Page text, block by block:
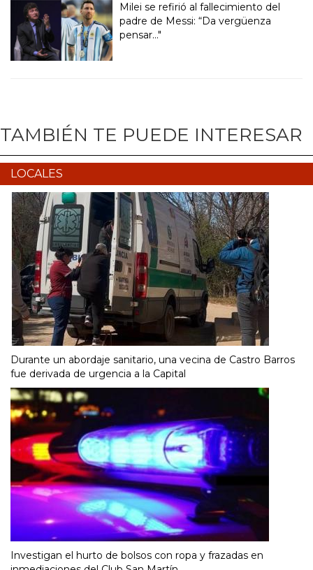
Milei se refirió al fallecimiento del
padre de Messi: “Da vergüenza
pensar..."
TAMBIÉN TE PUEDE INTERESAR
LOCALES
Durante un abordaje sanitario, una vecina de Castro Barros
fue derivada de urgencia a la Capital
Investigan el hurto de bolsos con ropa y frazadas en